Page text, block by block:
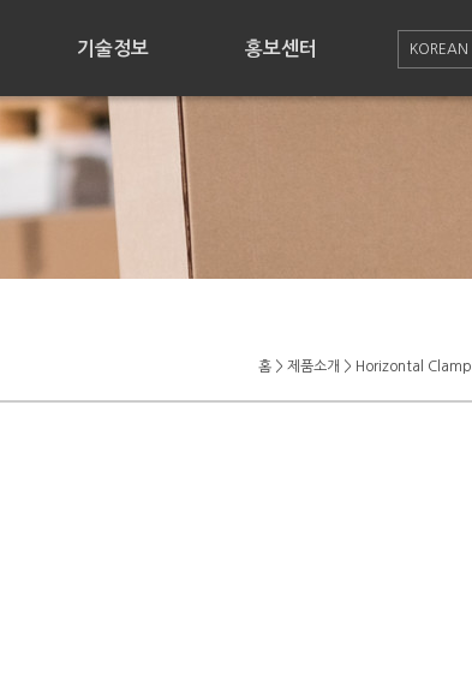
기술정보 홍보센터 KOREAN
홈 > 제품소개 > Horizontal Clamp